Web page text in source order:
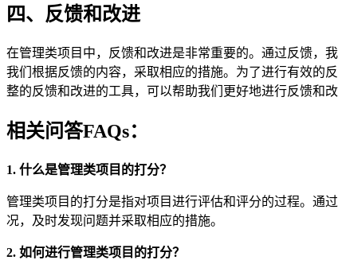
四、反馈和改进
在管理类项目中，反馈和改进是非常重要的。通过反馈，
我们根据反馈的内容，采取相应的措施。为了进行有效的
整的反馈和改进的工具，可以帮助我们更好地进行反馈和改
相关问答FAQs：
1. 什么是管理类项目的打分？
管理类项目的打分是指对项目进行评估和评分的过程。通
况，及时发现问题并采取相应的措施。
2. 如何进行管理类项目的打分？